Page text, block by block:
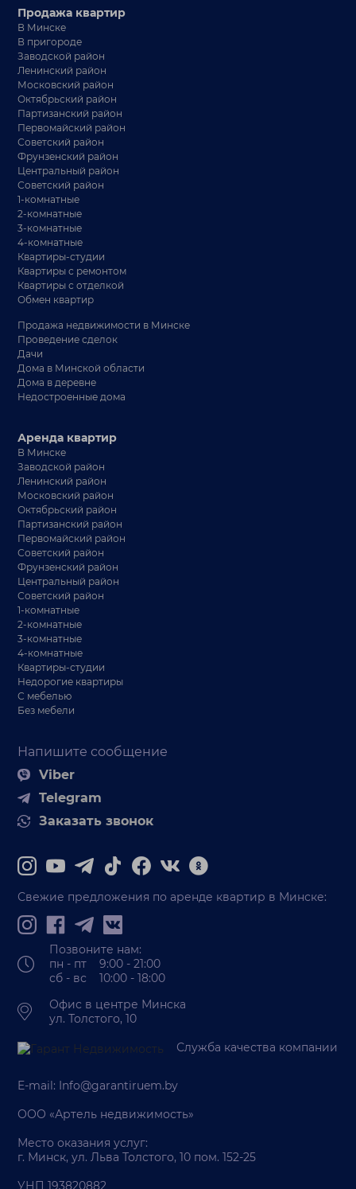
Продажа квартир
В Минске
В пригороде
Заводской район
Ленинский район
Московский район
Октябрьский район
Партизанский район
Первомайский район
Советский район
Фрунзенский район
Центральный район
Советский район
1-комнатные
2-комнатные
3-комнатные
4-комнатные
Квартиры-студии
Квартиры с ремонтом
Квартиры с отделкой
Обмен квартир
Продажа недвижимости в Минске
Проведение сделок
Дачи
Дома в Минской области
Дома в деревне
Недостроенные дома
Напишите сообщение
Viber
Telegram
Заказать звонок
Аренда квартир
В Минске
Заводской район
Ленинский район
Московский район
Октябрьский район
Партизанский район
Первомайский район
Советский район
Фрунзенский район
Центральный район
Советский район
1-комнатные
2-комнатные
3-комнатные
4-комнатные
Квартиры-студии
Недорогие квартиры
С мебелью
Без мебели
Свежие предложения по аренде квартир в Минске:
Позвоните нам:
пн - пт 9:00 - 21:00
сб - вс 10:00 - 18:00
Офис в центре Минска
ул. Толстого, 10
Служба качества компании
E-mail: Info@garantiruem.by
ООО «Артель недвижимость»
Место оказания услуг:
г. Минск, ул. Льва Толстого, 10 пом. 152-25
УНП 193820882